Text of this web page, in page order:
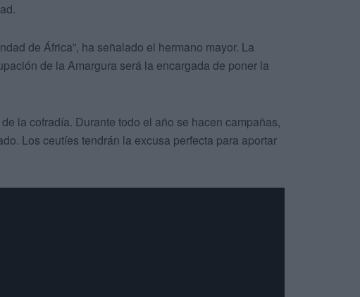
de África”, ha señalado el hermano mayor. La
de la Amargura será la encargada de poner la
la cofradía. Durante todo el año se hacen campañas,
Los ceutíes tendrán la excusa perfecta para aportar